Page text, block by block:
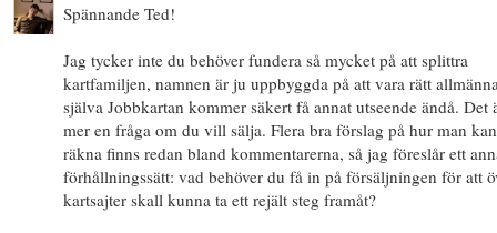
Spännande Ted!
Jag tycker inte du behöver fundera så mycket på att splittra
kartfamiljen, namnen är ju uppbyggda på att vara rätt
själva Jobbkartan kommer säkert få annat utseende ändå. Det
mer en fråga om du vill sälja. Flera bra förslag på hur man kan
räkna finns redan bland kommentarerna, så jag föreslår ett
förhållningssätt: vad behöver du få in på försäljningen för att
kartsajter skall kunna ta ett rejält steg framåt?